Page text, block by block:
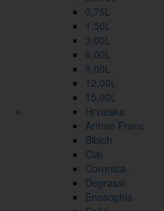
0,75L
1,50L
3,00L
6,00L
9,00L
12,00L
15,00L
Hrvatska
Arman Franc
Bibich
Clai
Coronica
Degrassi
Enosophia